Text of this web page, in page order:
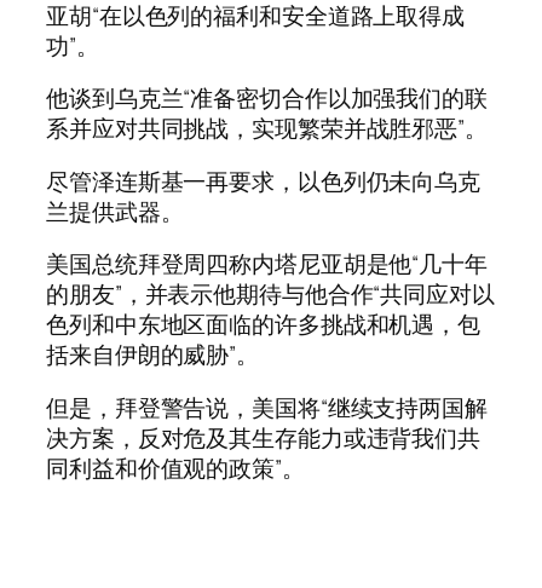
亚胡“在以色列的福利和安全道路上取得成
功”。
他谈到乌克兰“准备密切合作以加强我们的联
系并应对共同挑战，实现繁荣并战胜邪恶”​​。
尽管泽连斯基一再要求，以色列仍未向乌克
兰提供武器。
美国总统拜登周四称内塔尼亚胡是他“几十年
的朋友”，并表示他期待与他合作“共同应对以
色列和中东地区面临的许多挑战和机遇，包
括来自伊朗的威胁”。
但是，拜登警告说，美国将“继续支持两国解
决方案，反对危及其生存能力或违背我们共
同利益和价值观的政策”。